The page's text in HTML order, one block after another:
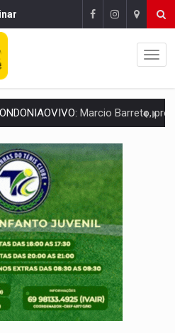
AO SUCESSO:A trajetória de superação de
MPF pede condenação do Banco do Brasil por financiar
Vilhena realiza audiência pública sobre
Falha afeta atendimentos na Policlínica
entre motos deixa dois feridos próximo ao
Cadelinha com câncer precisa de
Família procura por cachorrinho
DHPP se mobiliza para tentar localizar corpo de